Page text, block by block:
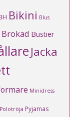
Bikini Blus
Brokad Bustier
Jacka
Minidress
Polotröja Pyjamas